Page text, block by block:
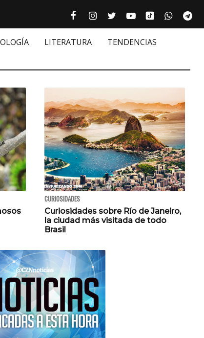
 Facebook culturizando.com |
 Instagram
 Twitter
 Youtube
Tiktok
 
LITERATURA TENDENCIAS
CURIOSIDADES
Curiosidades sobre Río de Janeiro,
la ciudad más visitada de todo
Brasil